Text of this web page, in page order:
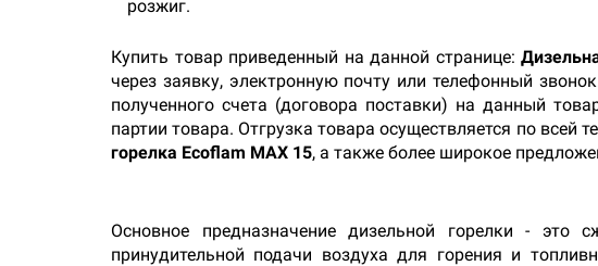
розжиг.
Купить товар приведенный на данной странице:
через заявку, электронную почту или телефонный
полученного счета (договора поставки) на данный
партии товара. Отгрузка товара осуществляется по
горелка Ecoflam MAX 15, а также более широкое
Основное предназначение дизельной горелки - это
принудительной подачи воздуха для горения и